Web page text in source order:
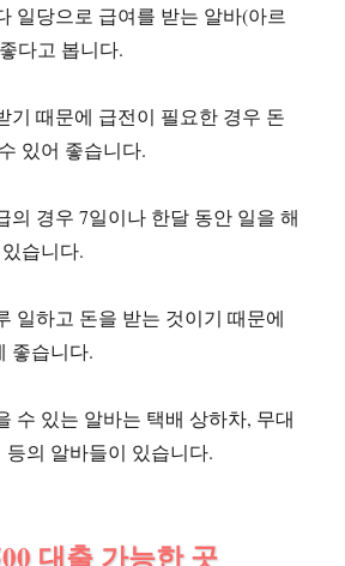
일당으로 급여를 받는 알바(아르
다고 봅니다.
기 때문에 급전이 필요한 경우 돈
있어 좋습니다.
의 경우 7일이나 한달 동안 일을 해
습니다.
일하고 돈을 받는 것이기 때문에
좋습니다.
수 있는 알바는 택배 상하차, 무대
등의 알바들이 있습니다.
대출 가능한 곳